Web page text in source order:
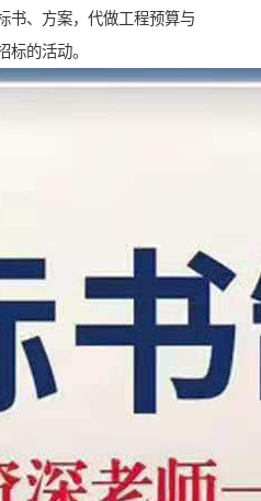
书、方案，代做工程预算与
标的活动。